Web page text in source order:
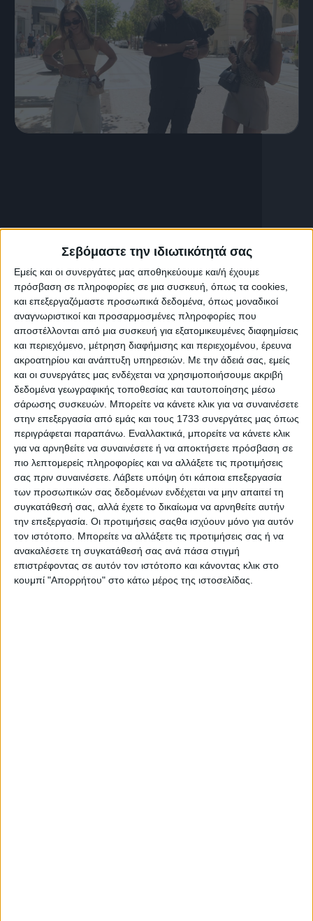
Σεβόμαστε την ιδιωτικότητά σας
Εμείς και οι συνεργάτες μας αποθηκεύουμε και/ή έχουμε
πρόσβαση σε πληροφορίες σε μια συσκευή, όπως τα cookies,
και επεξεργαζόμαστε προσωπικά δεδομένα, όπως μοναδικοί
αναγνωριστικοί και προσαρμοσμένες πληροφορίες που
αποστέλλονται από μια συσκευή για εξατομικευμένες διαφημίσεις
και περιεχόμενο, μέτρηση διαφήμισης και περιεχομένου, έρευνα
ακροατηρίου και ανάπτυξη υπηρεσιών. Με την άδειά σας, εμείς
και οι συνεργάτες μας ενδέχεται να χρησιμοποιήσουμε ακριβή
δεδομένα γεωγραφικής τοποθεσίας και ταυτοποίησης μέσω
σάρωσης συσκευών. Μπορείτε να κάνετε κλικ για να συναινέσετε
στην επεξεργασία από εμάς και τους 1733 συνεργάτες μας όπως
περιγράφεται παραπάνω. Εναλλακτικά, μπορείτε να κάνετε κλικ
για να αρνηθείτε να συναινέσετε ή να αποκτήσετε πρόσβαση σε
πιο λεπτομερείς πληροφορίες και να αλλάξετε τις προτιμήσεις
σας πριν συναινέσετε. Λάβετε υπόψη ότι κάποια επεξεργασία
των προσωπικών σας δεδομένων ενδέχεται να μην απαιτεί τη
συγκατάθεσή σας, αλλά έχετε το δικαίωμα να αρνηθείτε αυτήν
την επεξεργασία. Οι προτιμήσεις σαςθα ισχύουν μόνο για αυτόν
τον ιστότοπο. Μπορείτε να αλλάξετε τις προτιμήσεις σας ή να
ανακαλέσετε τη συγκατάθεσή σας ανά πάσα στιγμή
επιστρέφοντας σε αυτόν τον ιστότοπο και κάνοντας κλικ στο
κουμπί "Απορρήτου" στο κάτω μέρος της ιστοσελίδας.
5 Ιουλίου, 2026
S03 Ep38